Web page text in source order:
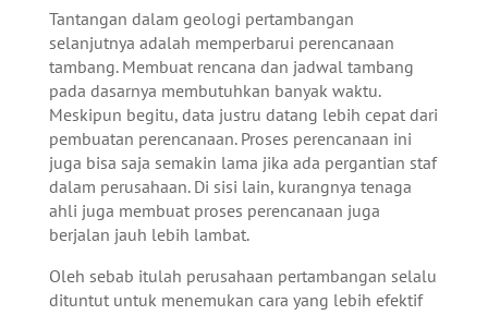
Tantangan dalam geologi pertambangan
selanjutnya adalah memperbarui perencanaan
tambang. Membuat rencana dan jadwal tambang
pada dasarnya membutuhkan banyak waktu.
Meskipun begitu, data justru datang lebih cepat dari
pembuatan perencanaan. Proses perencanaan ini
juga bisa saja semakin lama jika ada pergantian staf
dalam perusahaan. Di sisi lain, kurangnya tenaga
ahli juga membuat proses perencanaan juga
berjalan jauh lebih lambat.
Oleh sebab itulah perusahaan pertambangan selalu
dituntut untuk menemukan cara yang lebih efektif